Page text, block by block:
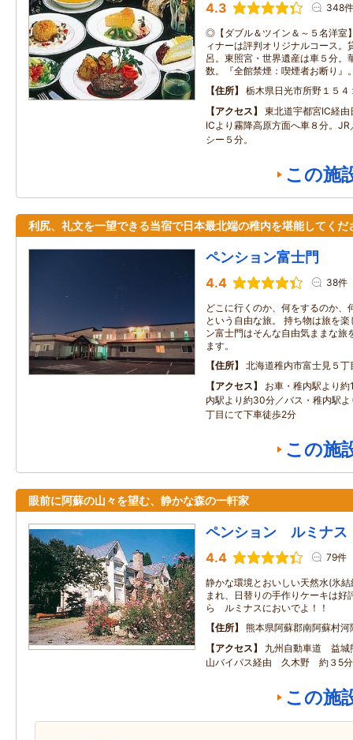
4.3 348件
◎【ダブル＆ツイン＆～５名洋室
ィナーは評判オリジナルコース。
呂。東照宮・世界遺産は車５分。
数。『全館禁煙：喫煙者お断り』
住所
栃木県日光市所野１５４
アクセス
東北道宇都宮IC経
ICより霧降高原方面へ車８分。
シー５分。
この施
利尻、礼文を一望できる当宿で日本最北端の稚内を堪能してくだ
ペンション富士門
4.4 38件
どこに行くのか、何をするのか、
という自由な旅。 持ち物は旅を
ン富士門はそんな自由気ままな旅
ます。
住所
北海道稚内市富士見５
アクセス
お車・稚内駅より
内駅より約30分／バス・稚内駅
丁目にて下車徒歩2分
この施
眼前に阿蘇の山々を望む、静かな森の一軒家
ペンション ルミナス
4.4 79件
静かな環境とおいしい天然水(氷
まれ、日替りの手作りケーキは好
ら ルミナスにおいでよ！！
住所
熊本県阿蘇郡南阿蘇村
アクセス
九州自動車道 益城
山バイパス経由 久木野 約３5分
この施